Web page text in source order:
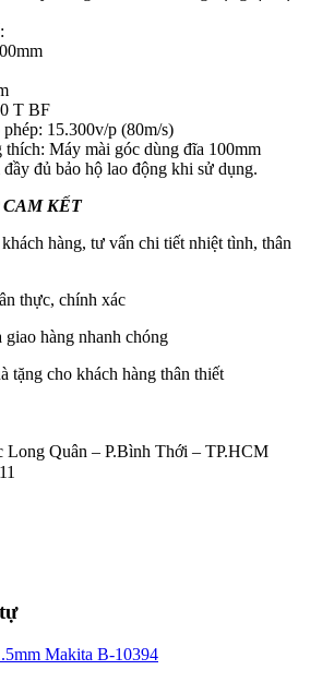
T BF
15.300v/p (80m/s)
Máy mài góc dùng đĩa 100mm
đủ bảo hộ lao động khi sử dụng.
CAM KẾT
hàng, tư vấn chi tiết nhiệt tình, thân
thực, chính xác
hàng nhanh chóng
tặng cho khách hàng thân thiết
Quân – P.Bình Thới – TP.HCM